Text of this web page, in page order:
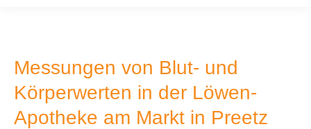
Messungen von Blut- und
Körperwerten in der Löwen-
Apotheke am Markt in Preetz